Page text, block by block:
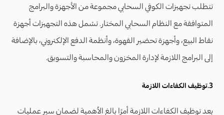
تتطلب تجهيزات الكوفي السحابي مجموعة من الأجهزة والبرامج
المتوافقة مع النظام السحابي المختار. تشمل هذه التجهيزات أجهزة
نقاط البيع، وأجهزة تحضير القهوة، وأنظمة الدفع الإلكتروني، بالإضافة
إلى البرامج اللازمة لإدارة المخزون والمحاسبة والتسويق.
3.توظيف الكفاءات اللازمة
يعد توظيف الكفاءات اللازمة أمرًا بالغ الأهمية لضمان سير عمليات